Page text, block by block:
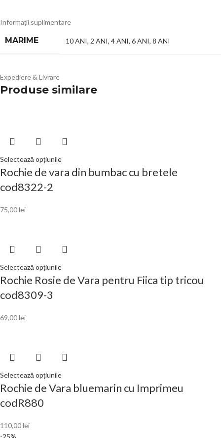
Informații suplimentare
MARIME 10 ANI, 2 ANI, 4 ANI, 6 ANI, 8 ANI
Expediere & Livrare
Produse similare
Selectează opțiunile
Rochie de vara din bumbac cu bretele
cod8322-2
75,00lei
Selectează opțiunile
Rochie Rosie de Vara pentru Fiica tip tricou
cod8309-3
69,00lei
Selectează opțiunile
Rochie de Vara bluemarin cu Imprimeu
codR880
110,00lei